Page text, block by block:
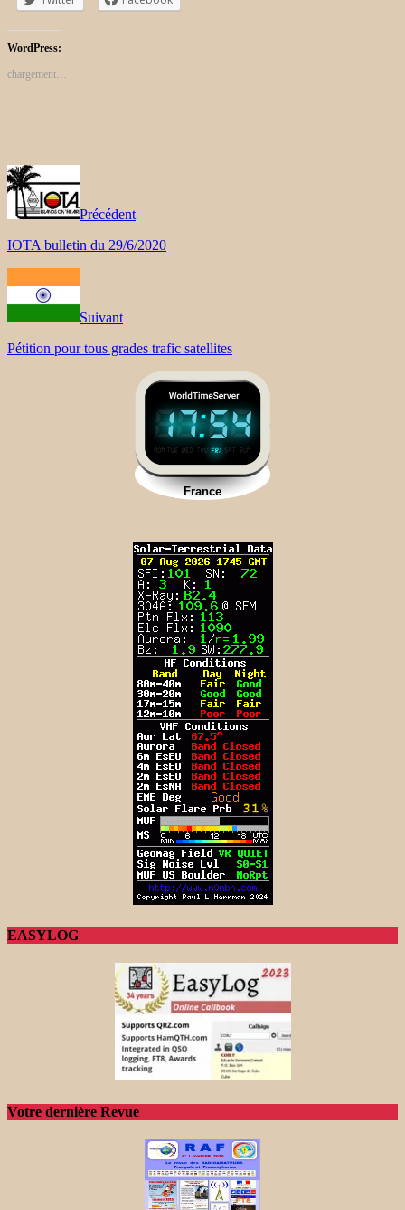
WordPress:
chargement…
Précédent
IOTA bulletin du 29/6/2020
Suivant
Pétition pour tous grades trafic satellites
EASYLOG
Votre dernière Revue